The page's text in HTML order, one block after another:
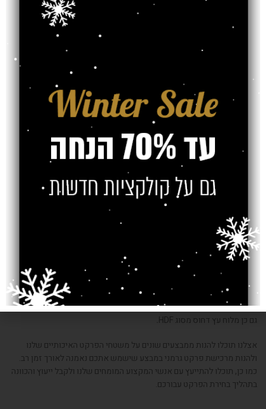
ישנן יצרניות רבות של משטחי פרקט המפוזרות ברחבי העולם. אך גרמניה
בולטת באיכות ועמידות משטחי הפרקט אותם מייצרים בהתאם לתקן האירופי
פרקט פולימרי גרמני– פרקט פולימרי הוא פרקט מבוסס פלסטיק ובשנים
האחרונות הוא הפך לפופולארי מאוד. בשכבה העליונה שלו יש הדפס, בדרך
כלל דמוי עץ, ועליו ציפוי עמיד במים.
פרקט למינציה גרמני– בשונה מפרקט עץ, המורכב מפלטות של עץ אמיתי,
פרקט למינציה הינו פרקט דמוי עץ, שלרוב מורכב משלוש שכבות:
השכבה העליונה הינה שכבת הלמינציה השקופה, המשמשת כשכבה המגנה
על הפרקט מפני שחיקה ונזקים. כמו כן, היא מעניקה לפרקט טקסטורה
וגימור אסתטי.
צילום של דוגמת פרקט עץ.
השכבה השלישית והתחתונה, הינה השכבה המחברת בין הפרקט לתשתית
עליה הוא מורכב. בנוסף, מגנה השכבה השלישית מפני חדירת לחות ועשויה
גם כן מלוח עץ דחוס מסוג HDF
אצלנו תוכלו להנות ממבצעים שונים על משטחי הפרקט האיכותיים שלנו
ולהנות מרכישת פרקט גרמני במבצע שישמש אתכם נאמנה לאורך זמן רב.
כמו כן, תוכלו להתייעץ עם אנשי המקצוע המומחים שלנו ולקבל ייעוץ והכוונה
בתהליך בחירת הפרקט עבורכם.